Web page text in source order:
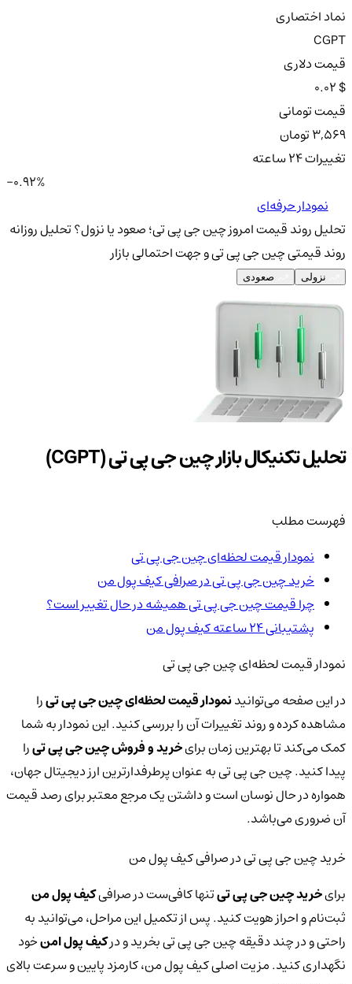
نماد اختصاری
CGPT
قیمت دلاری
0.02 $
قیمت تومانی
3,569 تومان
تغییرات ۲۴ ساعته
-0.92%
نمودار حرفه‌ای
تحلیل روند قیمت امروز چین جی پی تی؛ صعود یا نزول؟تحلیل روزانه
روند قیمتی چین جی پی تی و جهت احتمالی بازار
نزولی صعودی
تحلیل تکنیکال بازار چین جی پی تی (CGPT)
فهرست مطلب
نمودار قیمت لحظه‌ای چین جی پی تی
خرید چین جی پی تی در صرافی کیف پول من
چرا قیمت چین جی پی تی همیشه در حال تغییر است؟
پشتیبانی ۲۴ ساعته کیف پول من
نمودار قیمت لحظه‌ای چین جی پی تی
در این صفحه می‌توانیدنمودار قیمت لحظه‌ای چین جی پی تیرا
مشاهده کرده و روند تغییرات آن را بررسی کنید. این نمودار به شما
کمک می‌کند تا بهترین زمان برایخرید و فروش چین جی پی تیرا
پیدا کنید. چین جی پی تی به عنوان پرطرفدارترین ارز دیجیتال جهان،
همواره در حال نوسان است و داشتن یک مرجع معتبر برای رصد قیمت
آن ضروری می‌باشد.
خرید چین جی پی تی در صرافی کیف پول من
برایخرید چین جی پی تیتنها کافی‌ست در صرافیکیف پول من
ثبت‌نام و احراز هویت کنید. پس از تکمیل این مراحل، می‌توانید به
راحتی و در چند دقیقه چین جی پی تی بخرید و درکیف پول امنخود
نگهداری کنید. مزیت اصلی کیف پول من، کارمزد پایین و سرعت بالای